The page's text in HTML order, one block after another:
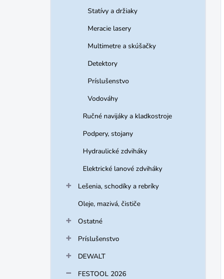
Statívy a držiaky
Meracie lasery
Multimetre a skúšačky
Detektory
Príslušenstvo
Vodováhy
Ručné navijáky a kladkostroje
Podpery, stojany
Hydraulické zdviháky
Elektrické lanové zdviháky
Lešenia, schodíky a rebríky
Oleje, mazivá, čističe
Ostatné
Príslušenstvo
DEWALT
FESTOOL 2026